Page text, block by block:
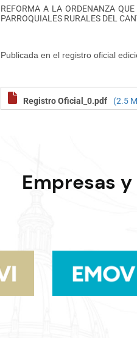
REFORMA A LA ORDENANZA
PARROQUIALES RURALES DEL
Publicada en el registro oficial
Registro Oficial_0.pdf (2.5
Empresas